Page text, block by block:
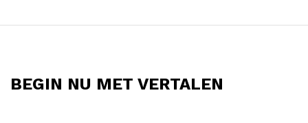
BEGIN NU MET VERTALEN